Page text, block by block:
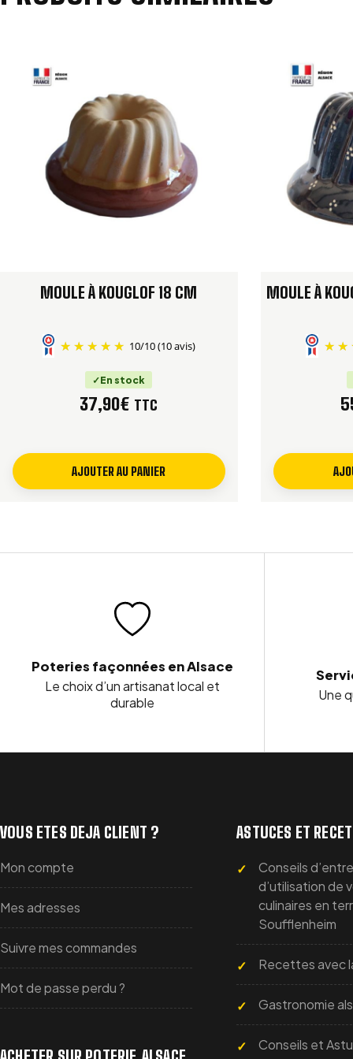
MOULE À KOUGLOF 18 CM
10/10(10 avis)
En stock
37,90€ TTC
AJOUTER AU PANIER
MOULE À
Poteries façonnées en Alsace
Le choix d’un artisanat local et
durable
Une
VOUS ETES DEJA CLIENT ?
Mon compte
Mes adresses
Suivre mes commandes
Mot de passe perdu ?
ASTUCES ET
Conseils
d’utilisation de
culinaires en
Soufflenheim
Recettes avec
Gastronomie
Conseils et